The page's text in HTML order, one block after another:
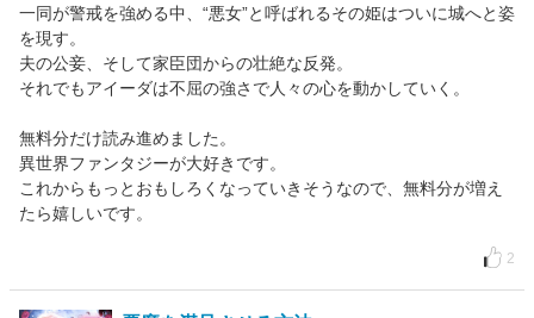
一同が警戒を強める中、“悪女”と呼ばれるその姫はついに城へと姿
を現す。
夫の公妾、そして家臣団からの壮絶な反発。
それでもアイーダは不屈の強さで人々の心を動かしていく。
無料分だけ読み進めました。
異世界ファンタジーが大好きです。
これからもっとおもしろくなっていきそうなので、無料分が増え
たら嬉しいです。
2